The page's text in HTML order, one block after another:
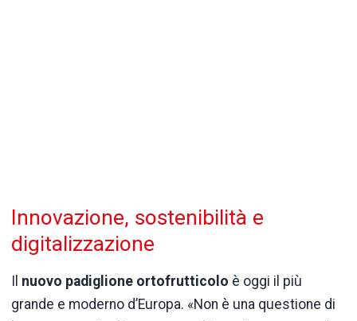
Innovazione, sostenibilità e
digitalizzazione
Il nuovo padiglione ortofrutticolo è oggi il più
grande e moderno d’Europa. «Non è una questione di